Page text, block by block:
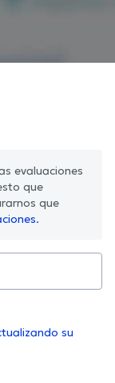
evaluaciones
que
que
su